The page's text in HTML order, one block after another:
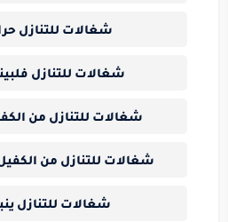
شغالات للتنازل
شغالات للتنازل
شغالات للتنازل من
شغالات للتنازل من
شغالات للتنازل